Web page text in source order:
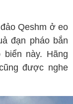
Qeshm ở eo
đạn pháo bắn
này. Hãng
được nghe